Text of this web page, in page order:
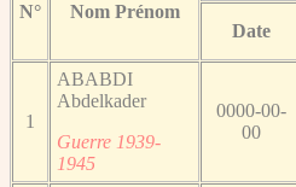
N° Nom Prénom
Date
1
ABABDI
Abdelkader
Guerre 1939-
1945
0000-00-
00